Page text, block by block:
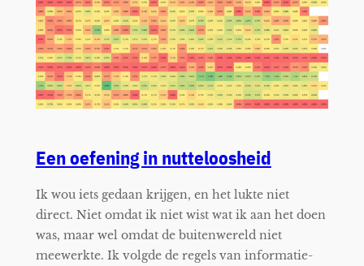
Een oefening in nutteloosheid
Ik wou iets gedaan krijgen, en het lukte niet
direct. Niet omdat ik niet wist wat ik aan het doen
was, maar wel omdat de buitenwereld niet
meewerkte. Ik volgde de regels van informatie-